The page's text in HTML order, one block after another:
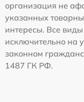
организация не
указанных
интересы. Все
исключительно на
законном
1487 ГК РФ.